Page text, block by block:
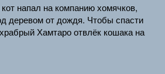
напал на компанию хомячков,
деревом от дождя. Чтобы спасти
Хамтаро отвлёк кошака на